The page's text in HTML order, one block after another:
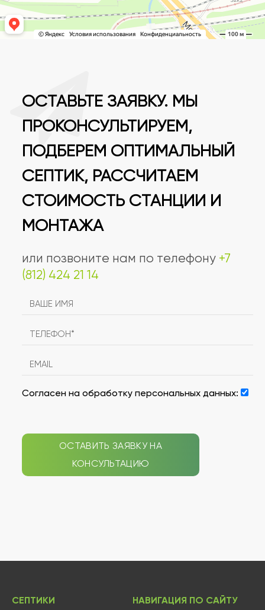
ОСТАВЬТЕ ЗАЯВКУ. МЫ
ПРОКОНСУЛЬТИРУЕМ,
ПОДБЕРЕМ ОПТИМАЛЬНЫЙ
СЕПТИК, РАССЧИТАЕМ
СТОИМОСТЬ СТАНЦИИ И
МОНТАЖА
или позвоните нам по телефону +7
(812) 424 21 14
Согласен на обработку персональных данных:
ОСТАВИТЬ ЗАЯВКУ НА
КОНСУЛЬТАЦИЮ
СЕПТИКИ НАВИГАЦИЯ ПО САЙТУ